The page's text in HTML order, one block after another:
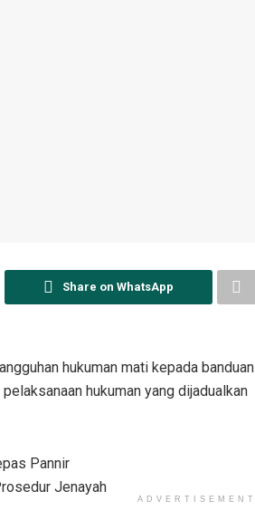
Share on WhatsApp
hukuman mati kepada banduan
hukuman yang dijadualkan
ADVERTISEMENT
Pannir
Jenayah